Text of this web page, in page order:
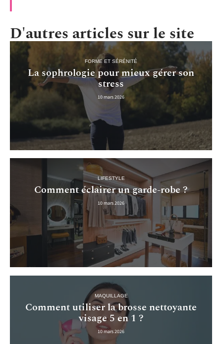
D'autres articles sur le site
FORME ET SÉRÉNITÉ
La sophrologie pour mieux gérer son
stress
10 mars 2026
LIFESTYLE
Comment éclairer un garde-robe ?
10 mars 2026
MAQUILLAGE
Comment utiliser la brosse nettoyante
visage 5 en 1 ?
10 mars 2026